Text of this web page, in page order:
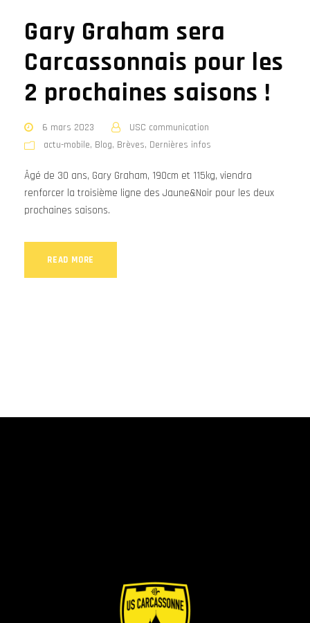
Gary Graham sera
Carcassonnais pour les
2 prochaines saisons !
6 mars 2023
USC communication
actu-mobile, Blog, Brèves, Dernières infos
Âgé de 30 ans, Gary Graham, 190cm et 115kg, viendra
renforcer la troisième ligne des Jaune&Noir pour les deux
prochaines saisons.
READ MORE